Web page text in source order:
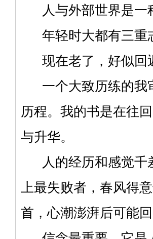
人与外部世界是一
年轻时大都有三重
现在老了，好似回
一个大致历练的我
历程。我的书是在往
与升华。
人的经历和感觉千
上最失败者，春风得
首，心潮澎湃后可能